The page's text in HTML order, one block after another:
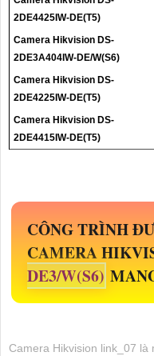
2DE4425IW-DE(T5)
Camera Hikvision DS-
2DE3A404IW-DE/W(S6)
Camera Hikvision DS-
2DE4225IW-DE(T5)
Camera Hikvision DS-
2DE4415IW-DE(T5)
CÔNG TRÌNH
CAMERA
DE3/W(S6)
Camera Hikvision link_07